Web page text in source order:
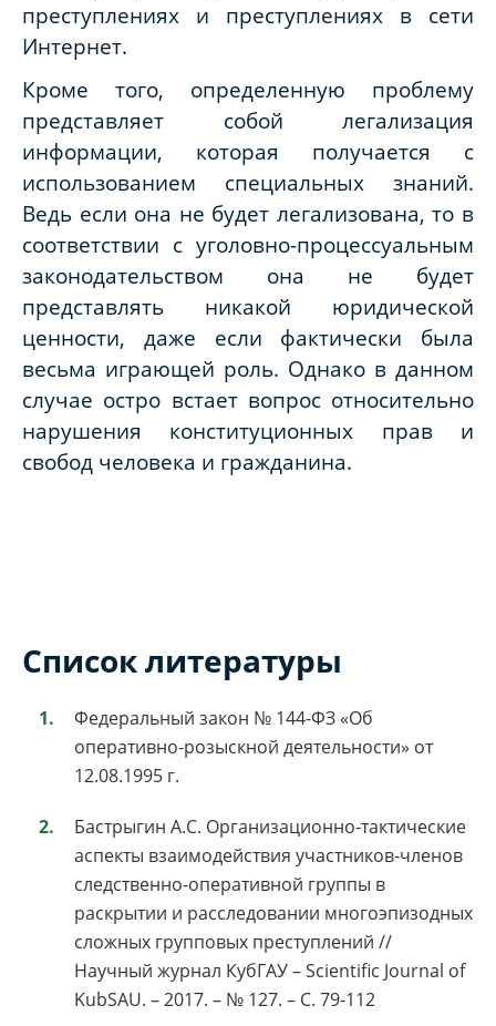
преступлениях и преступлениях в сети
Интернет.
Кроме того, определенную проблему
представляет собой легализация
информации, которая получается с
использованием специальных знаний.
Ведь если она не будет легализована, то в
соответствии с уголовно-процессуальным
законодательством она не будет
представлять никакой юридической
ценности, даже если фактически была
весьма играющей роль. Однако в данном
случае остро встает вопрос относительно
нарушения конституционных прав и
свобод человека и гражданина.
Список литературы
Федеральный закон № 144-ФЗ «Об
оперативно-розыскной деятельности» от
12.08.1995 г.
Бастрыгин А.С. Организационно-тактические
аспекты взаимодействия участников-членов
следственно-оперативной группы в
раскрытии и расследовании многоэпизодных
сложных групповых преступлений //
Научный журнал КубГАУ – Scientific Journal of
KubSAU. – 2017. – № 127. – С. 79-112